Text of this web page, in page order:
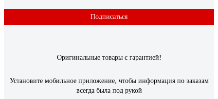
Василий К. 17.12.2021
Мощность Эргономичность Универсальность Металлические
Подписаться
Оригинальные товары с гарантией!
Установите мобильное приложение, чтобы информация по заказам
всегда была под рукой